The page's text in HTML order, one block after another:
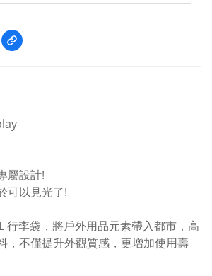
屬設計!
可以見光了!
行李袋，將戶外用品元素帶入都市，高
，不僅提升外觀質感，更增加使用壽